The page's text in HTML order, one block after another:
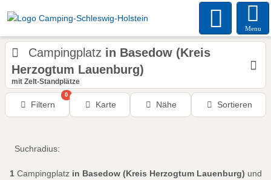
Menu
Campingplatz in Basedow (Kreis
Herzogtum Lauenburg)
mit Zelt-Standplätze
Filtern
0
Karte Nähe Sortieren
Suchradius:
1Campingplatz in Basedow (Kreis Herzogtum Lauenburg) und